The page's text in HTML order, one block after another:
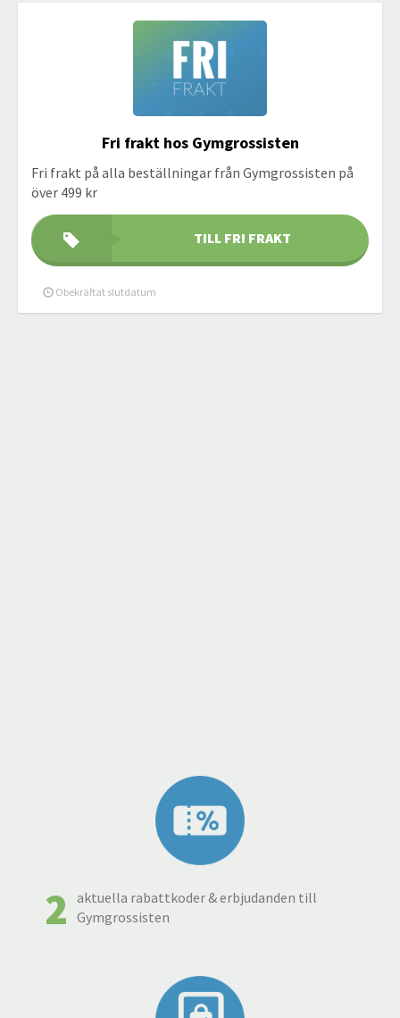
Fri frakt hos Gymgrossisten
Fri frakt på alla beställningar från Gymgrossisten på
över 499 kr
TILL FRI FRAKT
Obekräftat slutdatum
2 aktuella rabattkoder & erbjudanden till
Gymgrossisten